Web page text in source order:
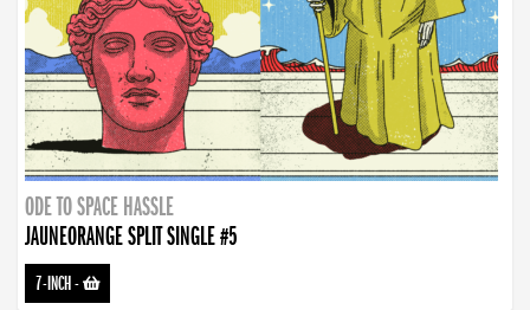
ODE TO SPACE HASSLE
JAUNEORANGE SPLIT SINGLE #5
7-INCH-